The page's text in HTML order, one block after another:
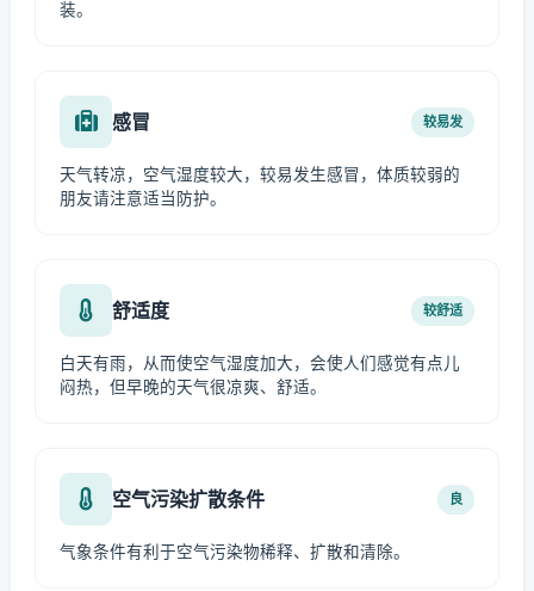
装。
感冒 较易发
天气转凉，空气湿度较大，较易发生感冒，体质较弱的
朋友请注意适当防护。
舒适度 较舒适
白天有雨，从而使空气湿度加大，会使人们感觉有点儿
闷热，但早晚的天气很凉爽、舒适。
空气污染扩散条件 良
气象条件有利于空气污染物稀释、扩散和清除。